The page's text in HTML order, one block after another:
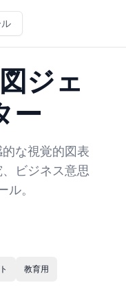
ジェ
ー
な視覚的図表
ビジネス意思
。
教育用